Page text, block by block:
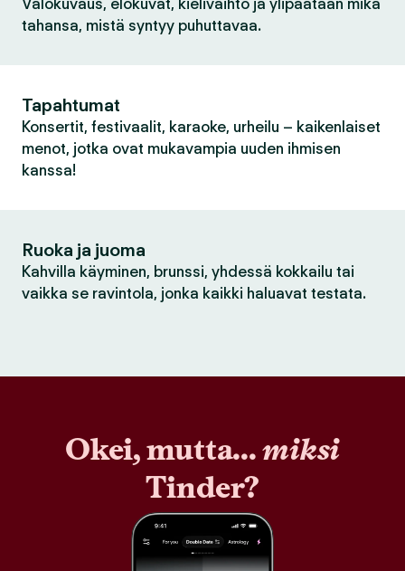
Valokuvaus, elokuvat, kielivaihto ja ylipäätään mikä
tahansa, mistä syntyy puhuttavaa.
Tapahtumat
Konsertit, festivaalit, karaoke, urheilu – kaikenlaiset
menot, jotka ovat mukavampia uuden ihmisen
kanssa!
Ruoka ja juoma
Kahvilla käyminen, brunssi, yhdessä kokkailu tai
vaikka se ravintola, jonka kaikki haluavat testata.
Okei, mutta...miksi
Tinder?